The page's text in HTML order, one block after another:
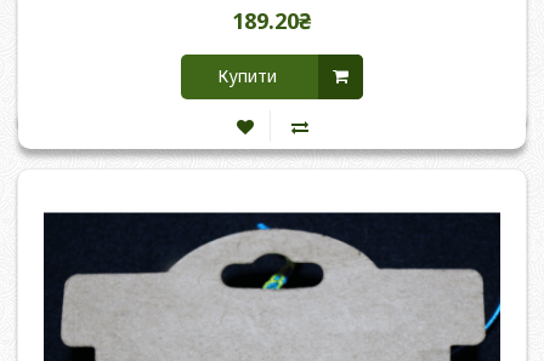
189.20₴
Купити